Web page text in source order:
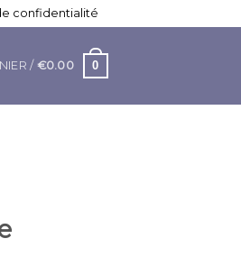
confidentialité
/ €0.00 0